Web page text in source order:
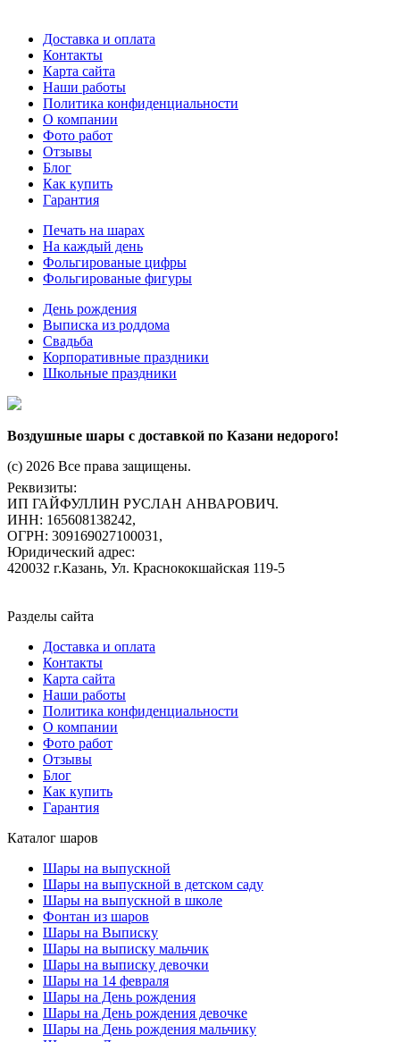
Доставка и оплата
Контакты
Карта сайта
Наши работы
Политика конфиденциальности
О компании
Фото работ
Отзывы
Блог
Как купить
Гарантия
Печать на шарах
На каждый день
Фольгированые цифры
Фольгированые фигуры
День рождения
Выписка из роддома
Свадьба
Корпоративные праздники
Школьные праздники
Воздушные шары с доставкой по Казани недорого!
(c) 2026 Все права защищены.
Реквизиты:
ИП ГАЙФУЛЛИН РУСЛАН АНВАРОВИЧ.
ИНН: 165608138242,
ОГРН: 309169027100031,
Юридический адрес:
420032 г.Казань, Ул. Краснококшайская 119-5
Разделы сайта
Доставка и оплата
Контакты
Карта сайта
Наши работы
Политика конфиденциальности
О компании
Фото работ
Отзывы
Блог
Как купить
Гарантия
Каталог шаров
Шары на выпускной
Шары на выпускной в детском саду
Шары на выпускной в школе
Фонтан из шаров
Шары на Выписку
Шары на выписку мальчик
Шары на выписку девочки
Шары на 14 февраля
Шары на День рождения
Шары на День рождения девочке
Шары на День рождения мальчику